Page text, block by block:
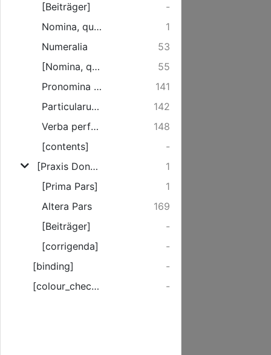
[Beiträger]
-
Nomina, quae (can. 46. 75.) in substantibus punctis nihil mutant ...
1
Numeralia
53
[Nomina, quae puncta suae mutant]
55
Pronomina separata
141
Particularum Catalogus secundum seriem Alphabeti
142
Verba perfecta
148
[contents]
-
[Praxis Donati Hebraici]
1
[Prima Pars]
1
Altera Pars
169
[Beiträger]
-
[corrigenda]
-
[binding]
-
[colour_checker]
-